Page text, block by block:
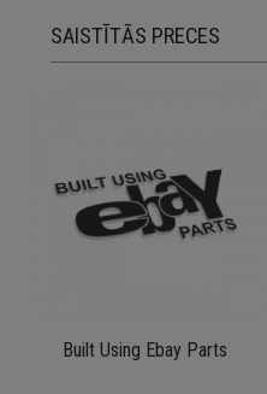
SAISTĪTĀS PRECES
Built Using Ebay Parts